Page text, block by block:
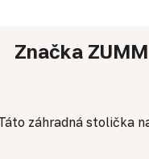
Značka ZUMM
záhradná stolička